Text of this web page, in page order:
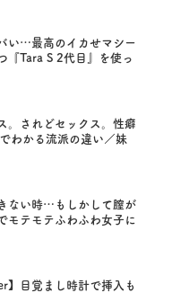
い…最高のイカせマシー
『Tara S 2代目』を使っ
。されどセックス。性癖
わかる流派の違い／妹
ない時…もしかして膣が
モテモテふわふわ女子に
】目覚まし時計で挿入も